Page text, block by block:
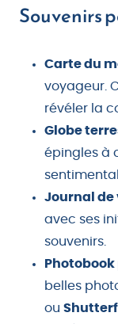
Souvenirs
Carte du
voyageur.
révéler la
Globe
épingles à
sentimental.
Journal de
avec ses
souvenirs.
belles
ou